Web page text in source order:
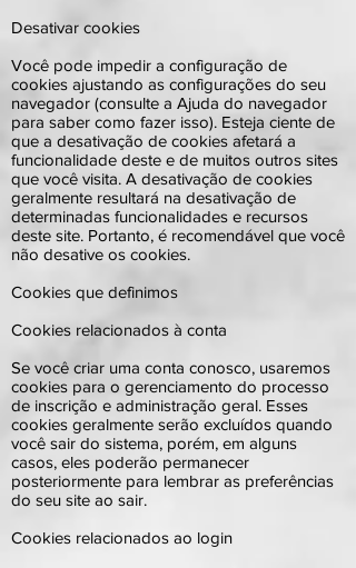
Desativar cookies
Você pode impedir a configuração de
cookies ajustando as configurações do seu
navegador (consulte a Ajuda do navegador
para saber como fazer isso). Esteja ciente de
que a desativação de cookies afetará a
funcionalidade deste e de muitos outros sites
que você visita. A desativação de cookies
geralmente resultará na desativação de
determinadas funcionalidades e recursos
deste site. Portanto, é recomendável que você
não desative os cookies.
Cookies que definimos
Cookies relacionados à conta
Se você criar uma conta conosco, usaremos
cookies para o gerenciamento do processo
de inscrição e administração geral. Esses
cookies geralmente serão excluídos quando
você sair do sistema, porém, em alguns
casos, eles poderão permanecer
posteriormente para lembrar as preferências
do seu site ao sair.
Cookies relacionados ao login